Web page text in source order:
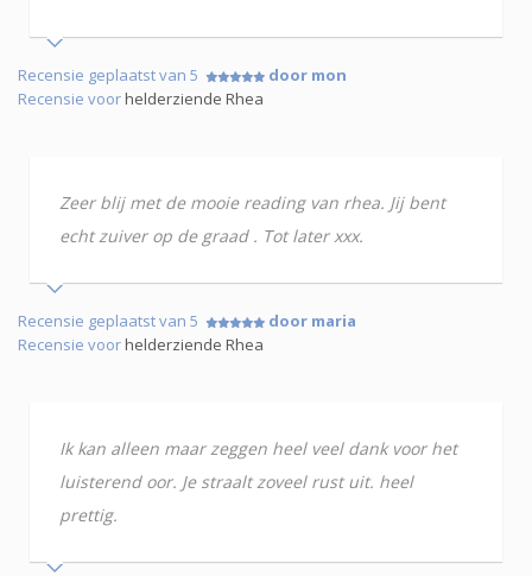
Recensie geplaatst van 5
door mon
Recensie voorhelderziende Rhea
Zeer blij met de mooie reading van rhea. Jij bent
echt zuiver op de graad . Tot later xxx.
Recensie geplaatst van 5
door maria
Recensie voorhelderziende Rhea
Ik kan alleen maar zeggen heel veel dank voor het
luisterend oor. Je straalt zoveel rust uit. heel
prettig.